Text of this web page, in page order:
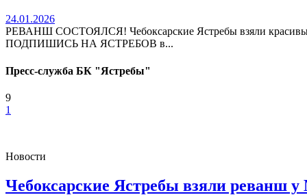
24.01.2026
РЕВАНШ СОСТОЯЛСЯ! Чебоксарские Ястребы взяли красивый
ПОДПИШИСЬ НА ЯСТРЕБОВ в...
Пресс-служба БК "Ястребы"
9
1
Новости
Чебоксарские Ястребы взяли реванш у